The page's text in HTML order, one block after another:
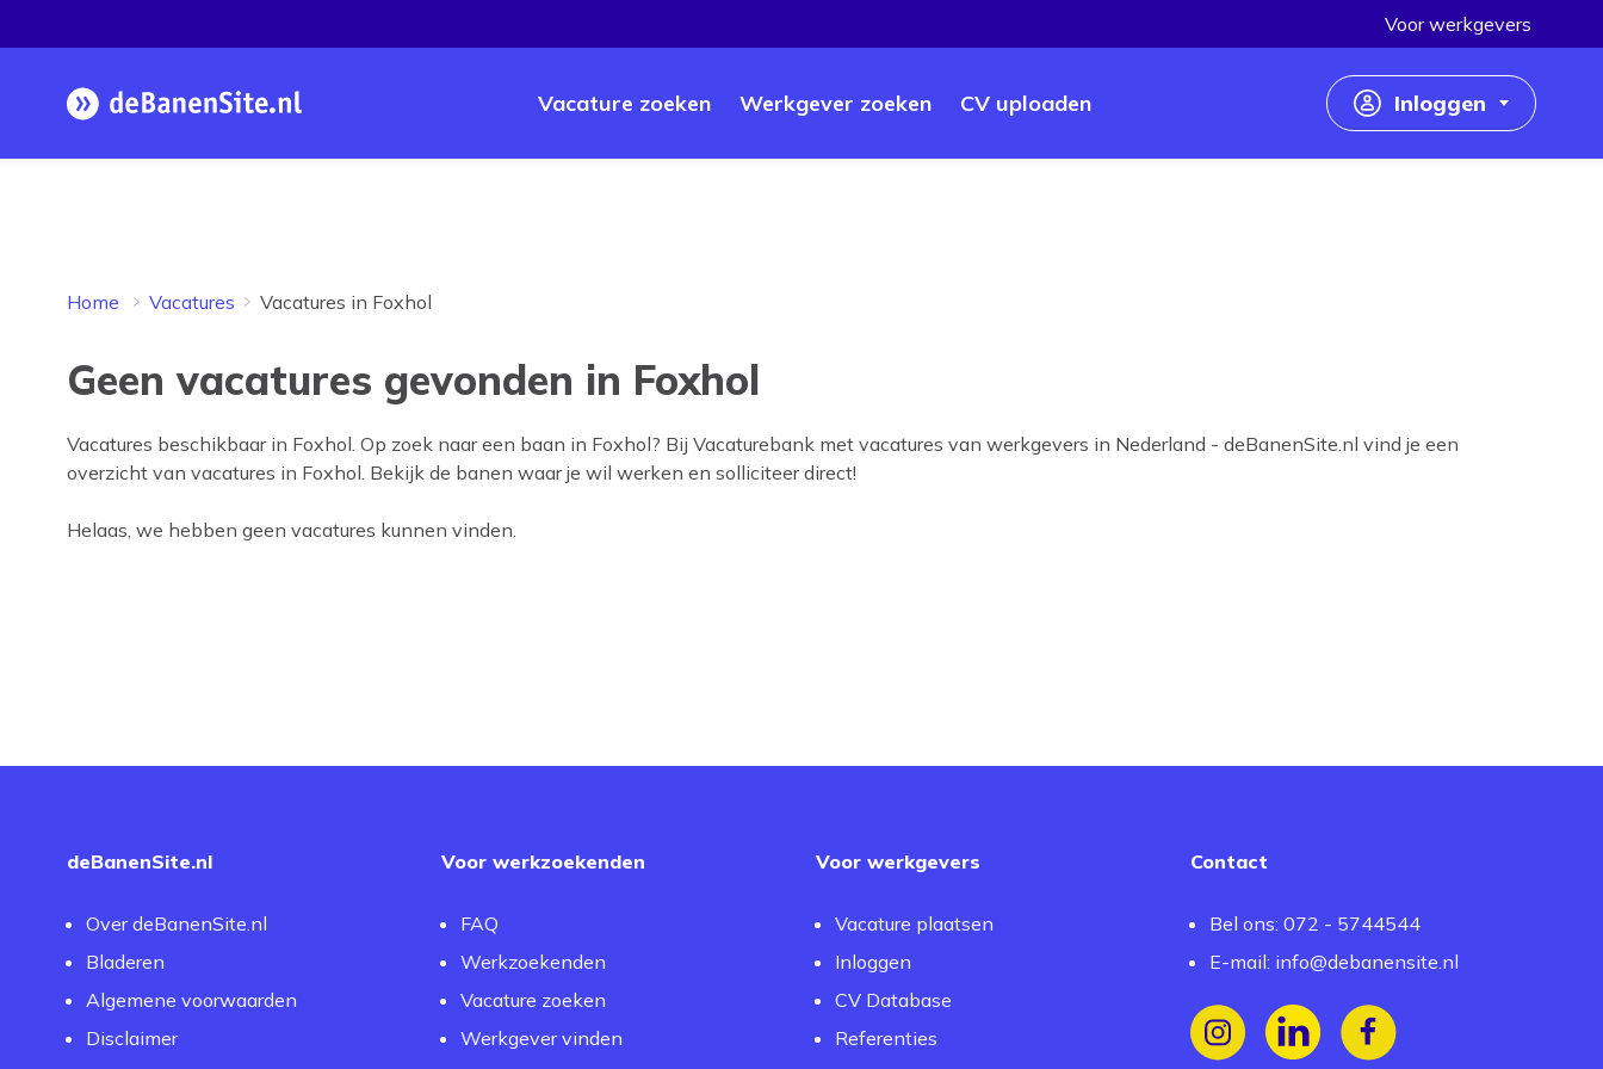
Homepage Vacature zoeken Werkgever zoeken CV uploaden
Voor werkgevers
Inloggen
Home Vacatures Vacatures in Foxhol
Geen vacatures gevonden in Foxhol
Vacatures beschikbaar in Foxhol. Op zoek naar een baan in Foxhol? Bij Vacaturebank met vacatures van werkgevers in Nederland - deBanenSite.nl vind je een
overzicht van vacatures in Foxhol. Bekijk de banen waar je wil werken en solliciteer direct!
Helaas, we hebben geen vacatures kunnen vinden.
deBanenSite.nl
Over deBanenSite.nl
Bladeren
Algemene voorwaarden
Disclaimer
Voor werkzoekenden
FAQ
Werkzoekenden
Vacature zoeken
Werkgever vinden
Voor werkgevers
Vacature plaatsen
Inloggen
CV Database
Referenties
Contact
Bel ons: 072 - 5744544
E-mail: info@debanensite.nl